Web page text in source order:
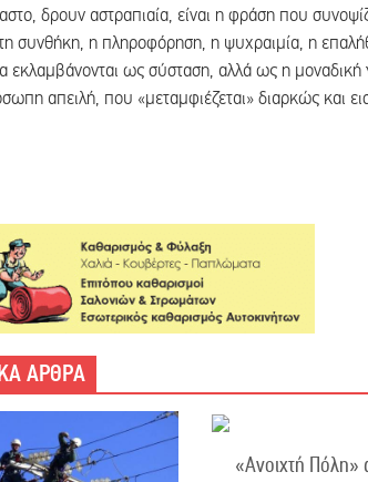
δρουν αστραπιαία, είναι η φράση που
συνθήκη, η πληροφόρηση, η ψυχραιμία, η
εκλαμβάνονται ως σύσταση, αλλά ως η
απειλή, που «μεταμφιέζεται» διαρκώς και
ΑΡΘΡΑ
«Ανοιχτή Πόλη»